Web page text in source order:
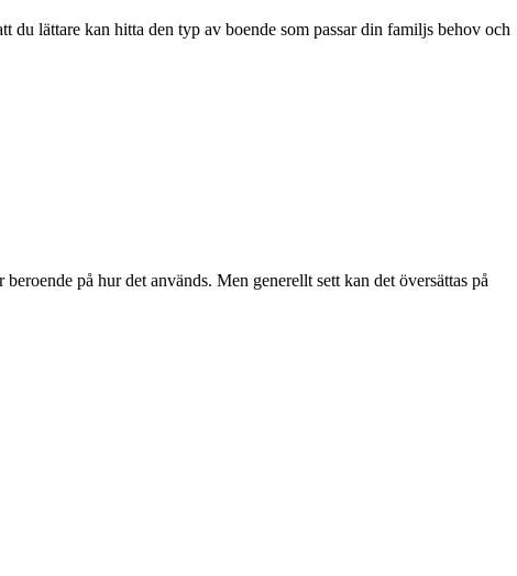
du lättare kan hitta den typ av boende som passar din familjs behov och
på hur det används. Men generellt sett kan det översättas på